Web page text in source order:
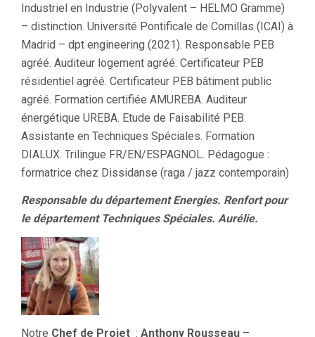
Industriel en Industrie (Polyvalent – HELMO Gramme)
– distinction. Université Pontificale de Comillas (ICAI) à
Madrid – dpt engineering (2021). Responsable PEB
agréé. Auditeur logement agréé. Certificateur PEB
résidentiel agréé. Certificateur PEB bâtiment public
agréé. Formation certifiée AMUREBA. Auditeur
énergétique UREBA. Etude de Faisabilité PEB.
Assistante en Techniques Spéciales. Formation
DIALUX. Trilingue FR/EN/ESPAGNOL. Pédagogue :
formatrice chez Dissidanse (raga / jazz contemporain)
Responsable du département Energies. Renfort pour
le département Techniques Spéciales. Aurélie.
Notre Chef de Projet : Anthony Rousseau –